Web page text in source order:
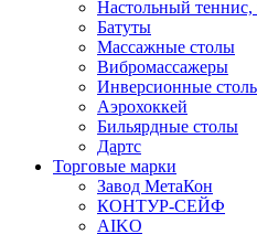
Настольный теннис,
Батуты
Массажные столы
Вибромассажеры
Инверсионные
Аэрохоккей
Бильярдные столы
Дартс
Торговые марки
Завод МетаКон
КОНТУР-СЕЙФ
AIKO